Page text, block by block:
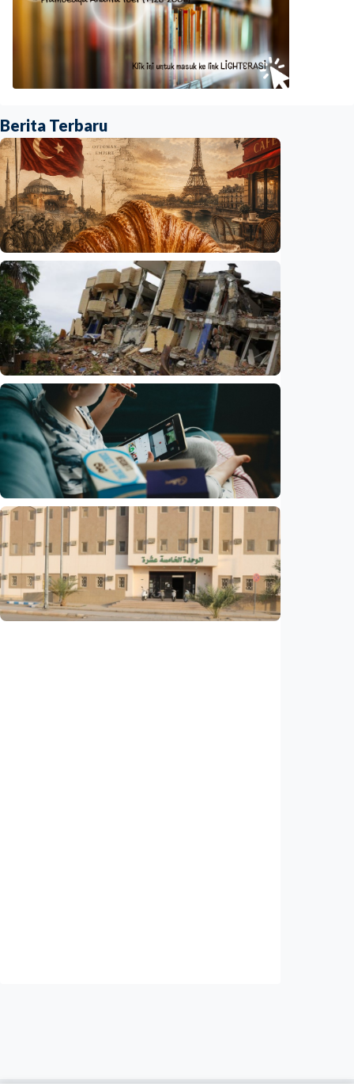
Berita Terbaru
Humaniora
Kisah – Croissant ternyata menyimpan kisah
perang Islam dan Eropa yang jarang
diceritakan
Indonesia•05 Aug 2026
Humaniora
Korban tewas gempa bumi Venezuela
bertambah jadi 6.125 orang
Indonesia•04 Aug 2026
Humaniora
Larangan medsos untuk anak di Australia
sukses, pengguna turun 10 persen
Indonesia•31 Jul 2026